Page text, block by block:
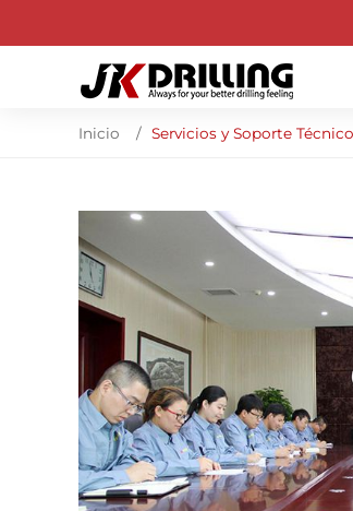
Inicio Servicios y Soporte Técnico